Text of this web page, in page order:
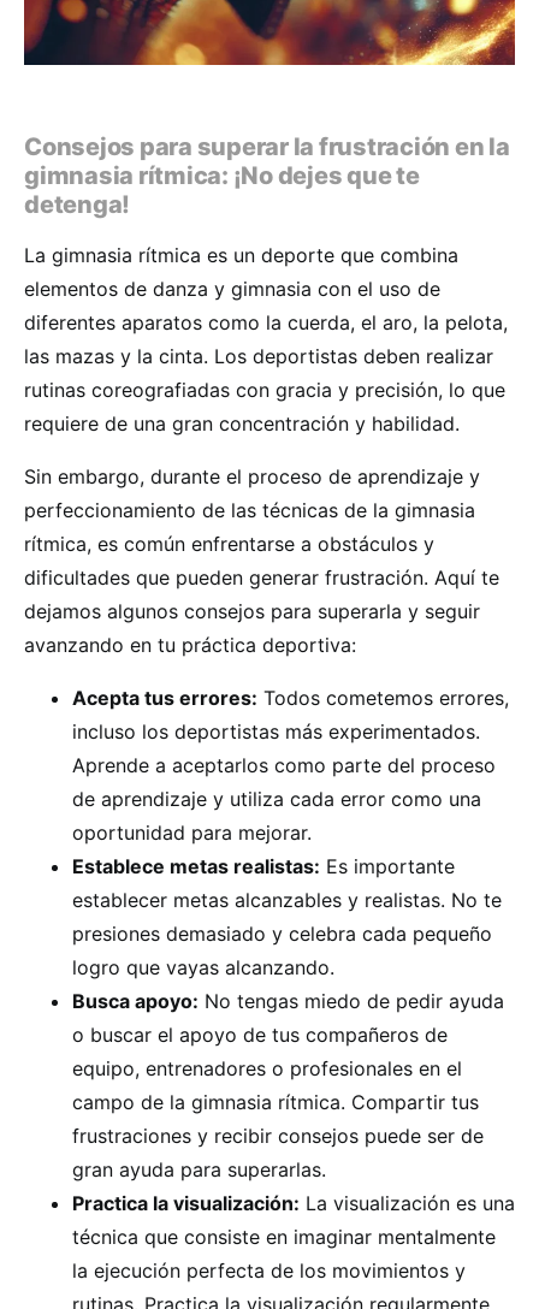
Consejos para superar la frustración en la
gimnasia rítmica: ¡No dejes que te
detenga!
La gimnasia rítmica es un deporte que combina
elementos de danza y gimnasia con el uso de
diferentes aparatos como la cuerda, el aro, la pelota,
las mazas y la cinta. Los deportistas deben realizar
rutinas coreografiadas con gracia y precisión, lo que
requiere de una gran concentración y habilidad.
Sin embargo, durante el proceso de aprendizaje y
perfeccionamiento de las técnicas de la gimnasia
rítmica, es común enfrentarse a obstáculos y
dificultades que pueden generar frustración. Aquí te
dejamos algunos consejos para superarla y seguir
avanzando en tu práctica deportiva:
Acepta tus errores: Todos cometemos errores,
incluso los deportistas más experimentados.
Aprende a aceptarlos como parte del proceso
de aprendizaje y utiliza cada error como una
oportunidad para mejorar.
Establece metas realistas: Es importante
establecer metas alcanzables y realistas. No te
presiones demasiado y celebra cada pequeño
logro que vayas alcanzando.
Busca apoyo: No tengas miedo de pedir ayuda
o buscar el apoyo de tus compañeros de
equipo, entrenadores o profesionales en el
campo de la gimnasia rítmica. Compartir tus
frustraciones y recibir consejos puede ser de
gran ayuda para superarlas.
Practica la visualización: La visualización es una
técnica que consiste en imaginar mentalmente
la ejecución perfecta de los movimientos y
rutinas. Practica la visualización regularmente